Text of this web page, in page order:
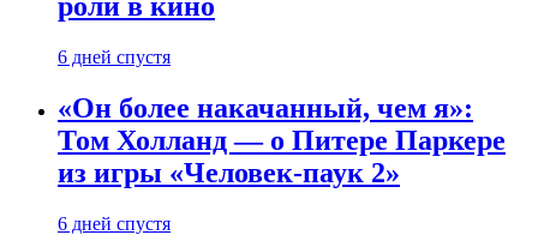
6 дней спустя
«Он более накачанный, чем я»:
Том Холланд — о Питере Паркере
из игры «Человек-паук 2»
6 дней спустя